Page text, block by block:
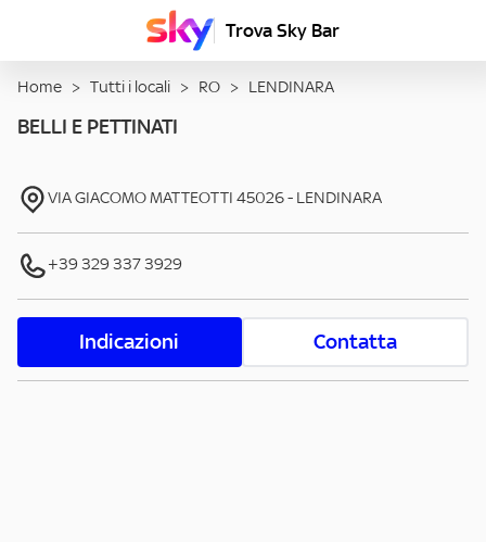
Trova Sky Bar
Home > Tutti i locali > RO > LENDINARA
BELLI E PETTINATI
VIA GIACOMO MATTEOTTI 45026- LENDINARA
+39 329 337 3929
Indicazioni Contatta